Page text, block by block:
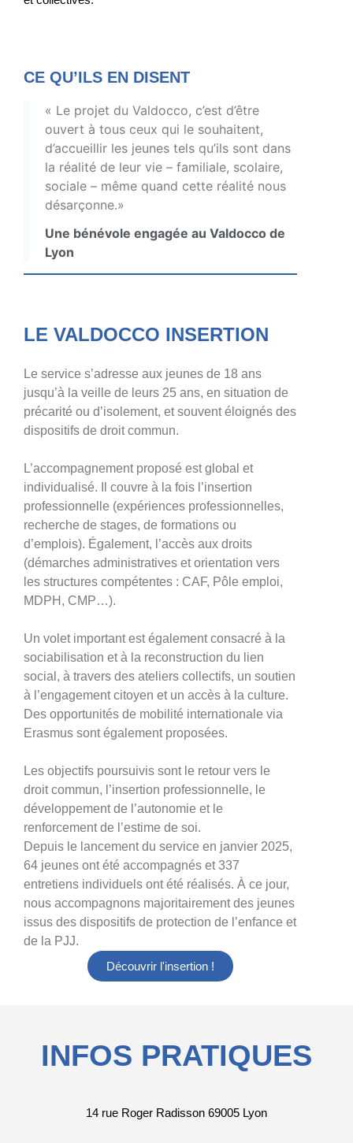
CE QU’ILS EN DISENT
« Le projet du Valdocco, c’est d’être
ouvert à tous ceux qui le souhaitent,
d’accueillir les jeunes tels qu’ils sont dans
la réalité de leur vie – familiale, scolaire,
sociale – même quand cette réalité nous
désarçonne.»
Une bénévole engagée au Valdocco de
Lyon
LE VALDOCCO INSERTION
Le service s’adresse aux jeunes de 18 ans
jusqu’à la veille de leurs 25 ans, en situation de
précarité ou d’isolement, et souvent éloignés des
dispositifs de droit commun.
L’accompagnement proposé est global et
individualisé. Il couvre à la fois l’insertion
professionnelle (expériences professionnelles,
recherche de stages, de formations ou
d’emplois). Également, l’accès aux droits
(démarches administratives et orientation vers
les structures compétentes : CAF, Pôle emploi,
MDPH, CMP…).
Un volet important est également consacré à la
sociabilisation et à la reconstruction du lien
social, à travers des ateliers collectifs, un soutien
à l’engagement citoyen et un accès à la culture.
Des opportunités de mobilité internationale via
Erasmus sont également proposées.
Les objectifs poursuivis sont le retour vers le
droit commun, l’insertion professionnelle, le
développement de l’autonomie et le
renforcement de l’estime de soi.
Depuis le lancement du service en janvier 2025,
64 jeunes ont été accompagnés et 337
entretiens individuels ont été réalisés. À ce jour,
nous accompagnons majoritairement des jeunes
issus des dispositifs de protection de l’enfance et
de la PJJ.
Découvrir l'insertion !
INFOS PRATIQUES
14 rue Roger Radisson 69005 Lyon